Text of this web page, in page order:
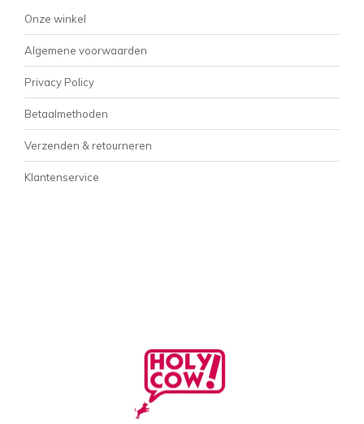
Onze winkel
Algemene voorwaarden
Privacy Policy
Betaalmethoden
Verzenden & retourneren
Klantenservice